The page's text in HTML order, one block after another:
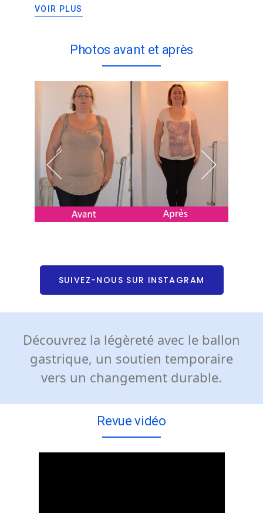
VOIR PLUS
Photos avant et après
SUIVEZ-NOUS SUR INSTAGRAM
Découvrez la légèreté avec le ballon
gastrique, un soutien temporaire
vers un changement durable.
Revue vidéo